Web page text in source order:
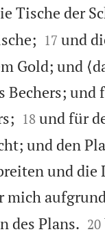
Tische der

17 und
Gold; und
Bechers;

18 und für
und den
und die
mich
des Plans.
20